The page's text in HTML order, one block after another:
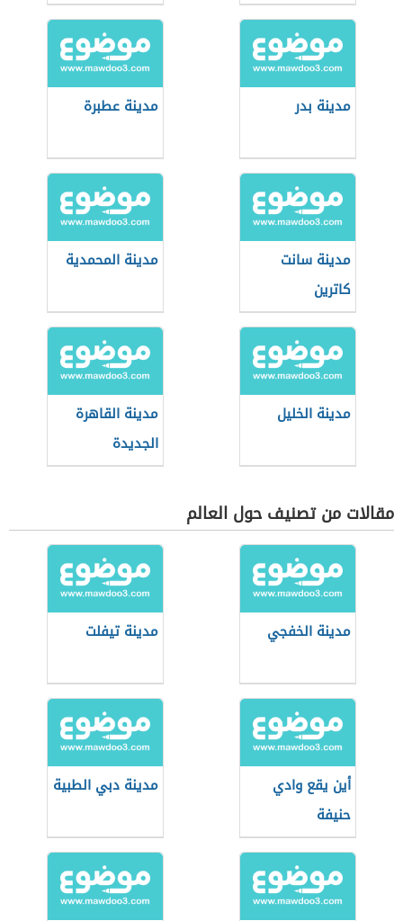
مدينة بدر مدينة عطبرة
مدينة سانت
كاترين
مدينة المحمدية
مدينة الخليل
مدينة القاهرة
الجديدة
مقالات من تصنيف حول العالم
مدينة الخفجي مدينة تيفلت
أين يقع وادي
حنيفة
مدينة دبي الطبية